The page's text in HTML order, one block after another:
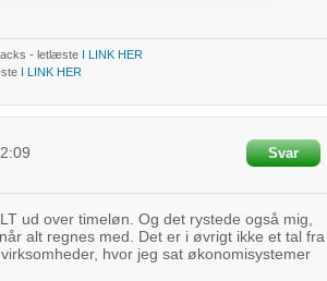
- letlæsteI LINK HER
I LINK HER
Svar
ud over timeløn. Og det rystede også mig,
alt regnes med. Det er i øvrigt ikke et tal fra
hvor jeg sat økonomisystemer